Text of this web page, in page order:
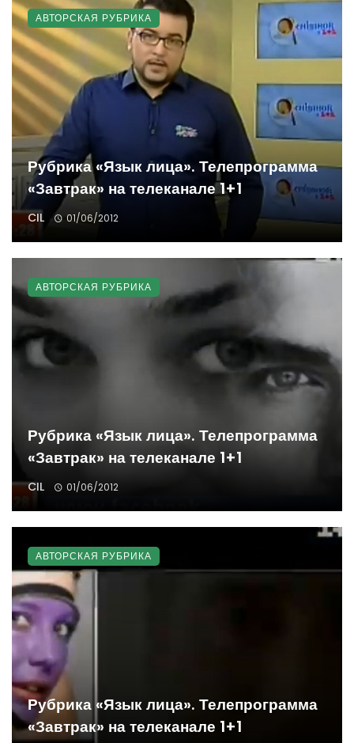
Рубрика «Язык лица». Телепрограмма
«Завтрак» на телеканале 1+1
CIL 01/06/2012
АВТОРСКАЯ РУБРИКА
Рубрика «Язык лица». Телепрограмма
«Завтрак» на телеканале 1+1
CIL 01/06/2012
АВТОРСКАЯ РУБРИКА
Рубрика «Язык лица». Телепрограмма
«Завтрак» на телеканале 1+1
АВТОРСКАЯ РУБРИКА